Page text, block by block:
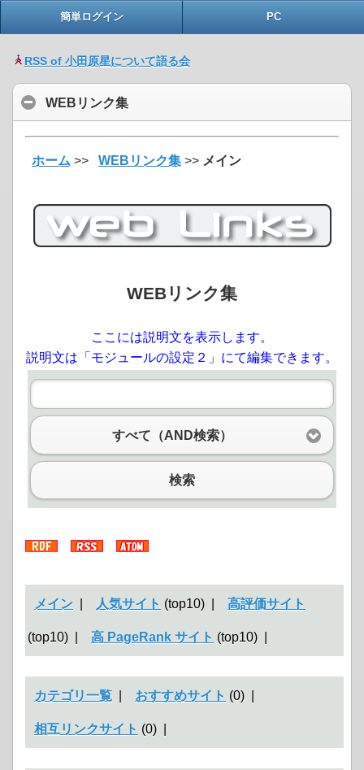
簡単ログイン PC
RSS of 小田原星について語る会
WEBリンク集
ホーム >> WEBリンク集 >> メイン
WEBリンク集
ここには説明文を表示します。
説明文は「モジュールの設定２」にて編集できます。
すべて（AND検索）
検索
メイン 人気サイト (top10) | 高評価サイト
(top10) | 高 PageRank サイト (top10) |
カテゴリ一覧 おすすめサイト (0) |
相互リンクサイト (0) |